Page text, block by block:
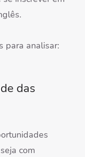
para analisar:
das
com